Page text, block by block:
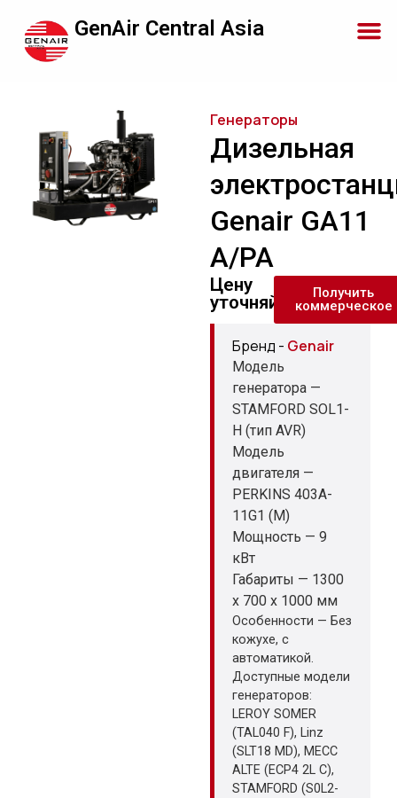
GenAir Central Asia
Генераторы
Дизельная
Genair GA11
A/PA
Цену
уточняйте
Получить
коммерческое
Бренд - Genair
Модель
генератора —
STAMFORD SOL1-
H (тип AVR)
Модель
двигателя —
PERKINS 403A-
11G1 (M)
Мощность — 9
кВт
Габариты — 1300
x 700 x 1000 мм
Особенности — Без
кожухе, с
автоматикой.
Доступные модели
генераторов:
LEROY SOMER
(TAL040 F), Linz
(SLT18 MD), MECC
ALTE (ECP4 2L C),
STAMFORD (S0L2-